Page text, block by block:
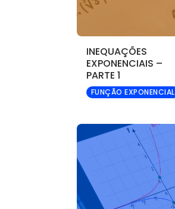
INEQUAÇÕES
EXPONENCIAIS –
PARTE 1
FUNÇÃO EXPONENCIAL